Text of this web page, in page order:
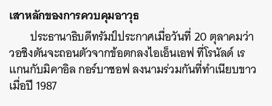
เสาหลักของการควบคุมอาวุธ
ประธานาธิบดีทรัมป์ประกาศเมื่อวันที่ 20 ตุลาคมว่า
วอชิงตันจะถอนตัวจากข้อตกลงไอเอ็นเอฟ ที่โรนัลด์ เร
แกนกับมิคาอิล กอร์บาชอฟ ลงนามร่วมกันที่ทำเนียบขาว
เมื่อปี 1987